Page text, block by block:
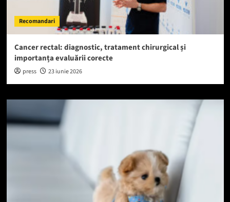
Recomandari
Cancer rectal: diagnostic, tratament chirurgical și
importanța evaluării corecte
press 23 iunie 2026